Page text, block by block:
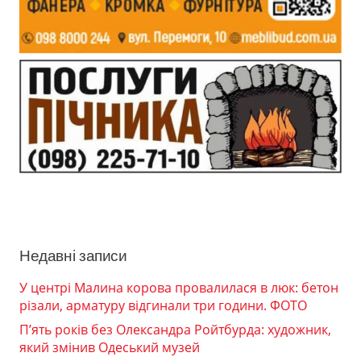
Недавні записи
У центрі Малина корова провалилася в люк: бетон
різали, арматуру відгинали три години. ФОТО
П’ять років без Олександра Ройтбурда: художник,
який змінив Одеський музей